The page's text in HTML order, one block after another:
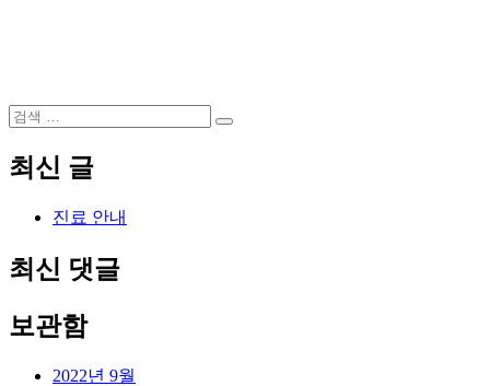
검
검
최신 글
진료 안내
최신 댓글
보관함
2022년 9월